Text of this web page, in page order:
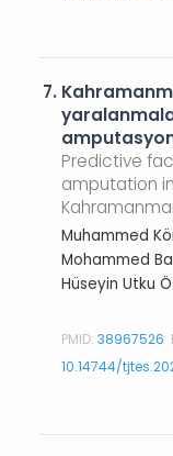
7.
Predictive
amputation
Muhammed
Mohammed
Hüseyin Utku
PMID:38967526
10.14744/